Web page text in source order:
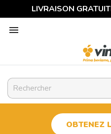
LIVRAISON

OBTENEZ